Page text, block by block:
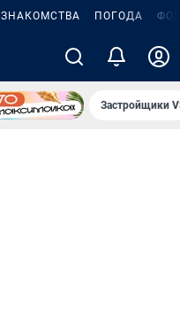
ЗНАКОМСТВА ПОГОДА
Застройщики